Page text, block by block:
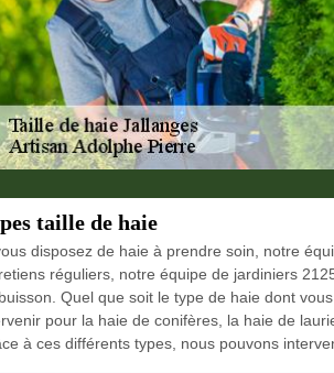
taille de haie
disposez de haie à prendre soin, notre
réguliers, notre équipe de jardiniers
Quel que soit le type de haie dont
pour la haie de conifères, la haie de
à ces différents types, nous pouvons